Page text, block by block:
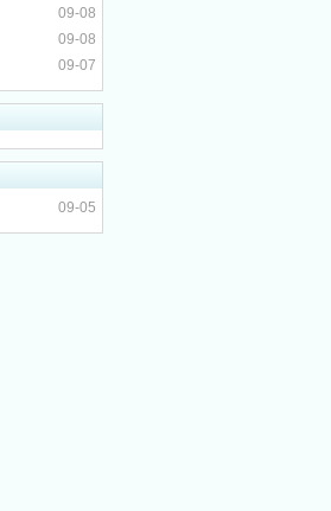
09-08
09-08
09-07
09-05